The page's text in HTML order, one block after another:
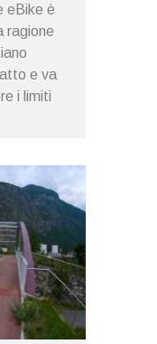
eBike è
ragione
e va
i limiti